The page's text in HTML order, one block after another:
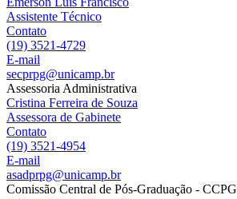
Assistente Técnico
Contato
(19) 3521-4729
E-mail
secprpg@unicamp.br
Assessoria Administrativa
Cristina Ferreira de Souza
Assessora de Gabinete
Contato
(19) 3521-4954
E-mail
asadprpg@unicamp.br
Comissão Central de Pós-Graduação - CCPG